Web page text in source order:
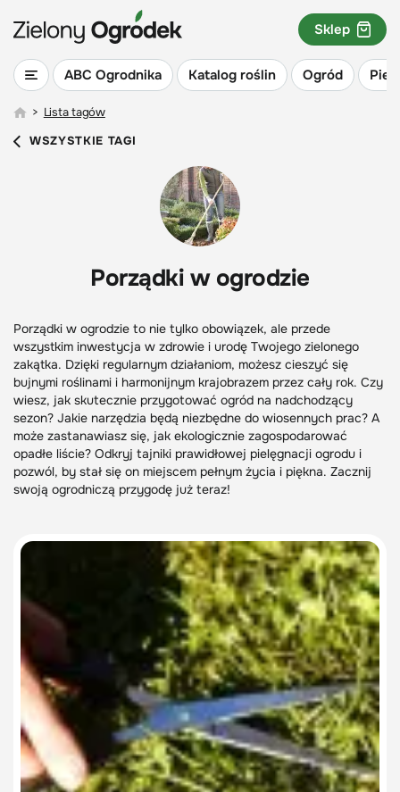
ABC Ogrodnika Katalog roślin Ogród
Sklep
> Lista tagów
WSZYSTKIE TAGI
Porządki w ogrodzie
Porządki w ogrodzie to nie tylko obowiązek, ale przede
wszystkim inwestycja w zdrowie i urodę Twojego zielonego
zakątka. Dzięki regularnym działaniom, możesz cieszyć się
bujnymi roślinami i harmonijnym krajobrazem przez cały rok. Czy
wiesz, jak skutecznie przygotować ogród na nadchodzący
sezon? Jakie narzędzia będą niezbędne do wiosennych prac? A
może zastanawiasz się, jak ekologicznie zagospodarować
opadłe liście? Odkryj tajniki prawidłowej pielęgnacji ogrodu i
pozwól, by stał się on miejscem pełnym życia i piękna. Zacznij
swoją ogrodniczą przygodę już teraz!